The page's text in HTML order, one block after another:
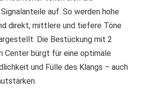
auf. So werden hohe
direkt, mittlere und tiefere Töne
Die Bestückung mit 2
Center bürgt für eine optimale
und Fülle des Klangs – auch